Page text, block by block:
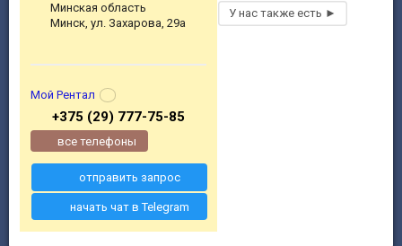
Минская область
Минск, ул. Захарова, 29а
Мой Рентал
+375 (29) 777-75-85
все телефоны
отправить запрос
начать чат в Telegram